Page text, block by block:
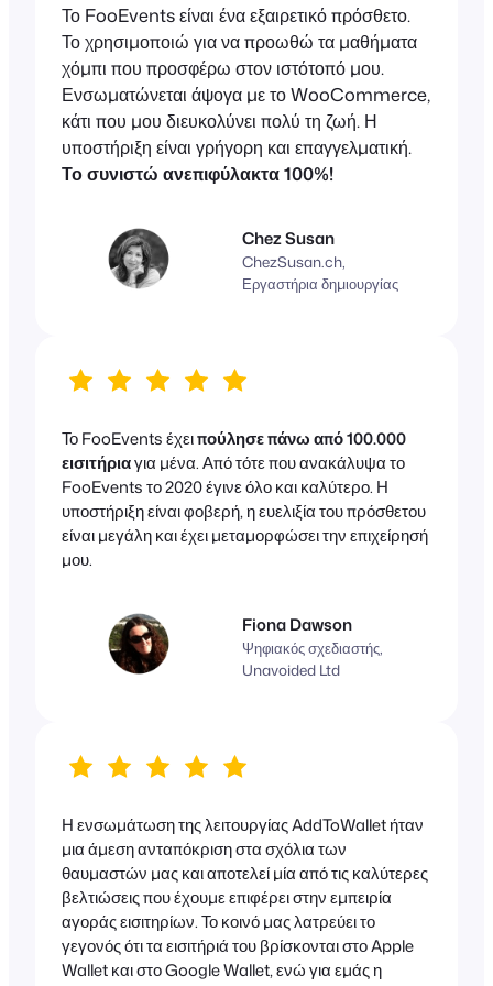
Το FooEvents είναι ένα εξαιρετικό πρόσθετο.
Το χρησιμοποιώ για να προωθώ τα μαθήματα
χόμπι που προσφέρω στον ιστότοπό μου.
Ενσωματώνεται άψογα με το WooCommerce,
κάτι που μου διευκολύνει πολύ τη ζωή. Η
υποστήριξη είναι γρήγορη και επαγγελματική.
Το συνιστώ ανεπιφύλακτα 100%!
Chez Susan
ChezSusan.ch,
Εργαστήρια δημιουργίας
Το FooEvents έχειπούλησε πάνω από 100.000
εισιτήριαγια μένα. Από τότε που ανακάλυψα το
FooEvents το 2020 έγινε όλο και καλύτερο. Η
υποστήριξη είναι φοβερή, η ευελιξία του πρόσθετου
είναι μεγάλη και έχει μεταμορφώσει την επιχείρησή
μου.
Fiona Dawson
Ψηφιακός σχεδιαστής,
Unavoided Ltd
Η ενσωμάτωση της λειτουργίας AddToWallet ήταν
μια άμεση ανταπόκριση στα σχόλια των
θαυμαστών μας και αποτελεί μία από τις καλύτερες
βελτιώσεις που έχουμε επιφέρει στην εμπειρία
αγοράς εισιτηρίων. Το κοινό μας λατρεύει το
γεγονός ότι τα εισιτήριά του βρίσκονται στο Apple
Wallet και στο Google Wallet, ενώ για εμάς η